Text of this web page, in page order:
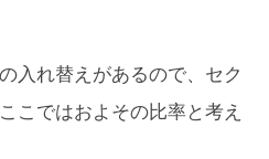
入れ替えがあるので、セク
こではおよその比率と考え